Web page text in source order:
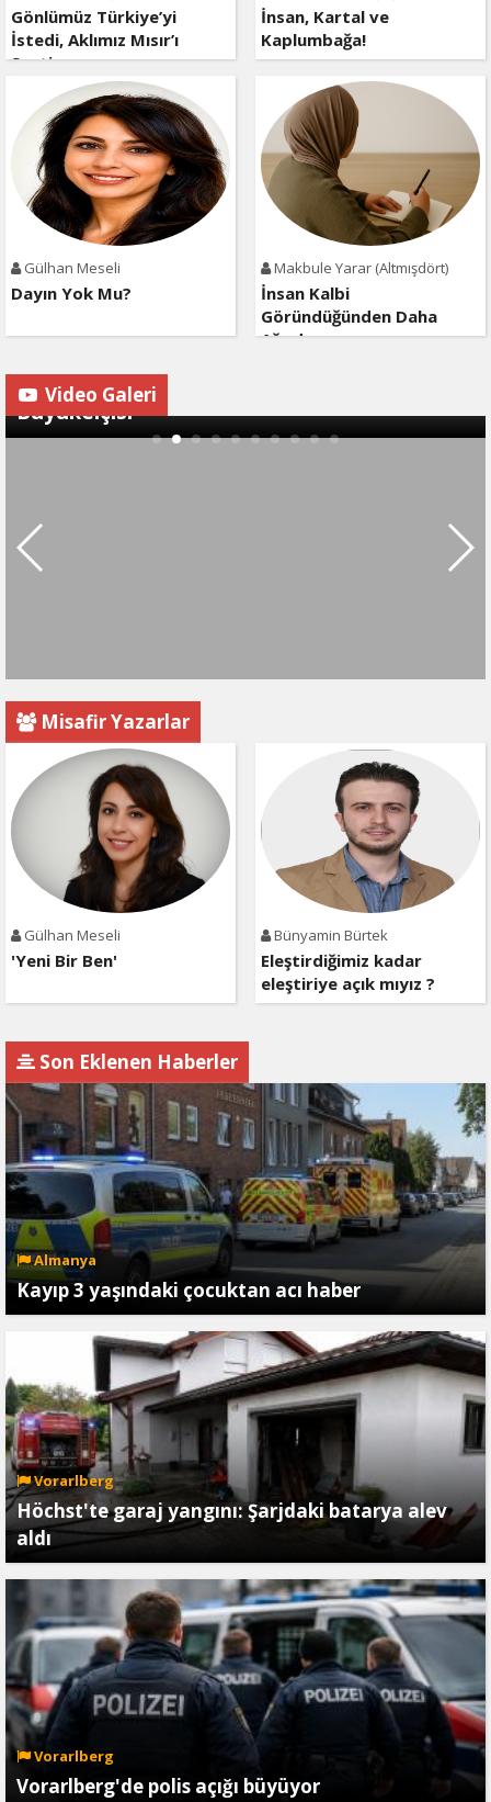
Gönlümüz Türkiye’yi
İstedi, Aklımız Mısır’ı
Seçti…
İnsan, Kartal ve
Kaplumbağa!
Gülhan Meseli
Dayın Yok Mu?
Makbule Yarar (Altmışdört)
İnsan Kalbi
Göründüğünden Daha
Ağırdır
Video Galeri
Ozan Ceyhun Türkiye Cumhuriyeti Viyana
Büyükelçisi
Misafir Yazarlar
Gülhan Meseli
'Yeni Bir Ben'
Bünyamin Bürtek
Eleştirdiğimiz kadar
eleştiriye açık mıyız ?
Son Eklenen Haberler
Almanya
Kayıp 3 yaşındaki çocuktan acı haber
Vorarlberg
Höchst'te garaj yangını: Şarjdaki batarya alev
aldı
Vorarlberg
Vorarlberg'de polis açığı büyüyor